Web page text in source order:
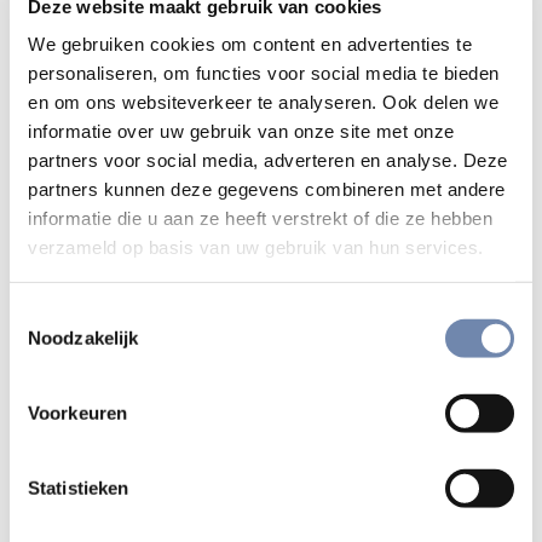
Deze website maakt gebruik van cookies
We gebruiken cookies om content en advertenties te
personaliseren, om functies voor social media te bieden
en om ons websiteverkeer te analyseren. Ook delen we
informatie over uw gebruik van onze site met onze
partners voor social media, adverteren en analyse. Deze
partners kunnen deze gegevens combineren met andere
informatie die u aan ze heeft verstrekt of die ze hebben
verzameld op basis van uw gebruik van hun services.
Noodzakelijk
Voorkeuren
Statistieken
Wat alle vormen van vasten gemeen hebben is: je iets
ontzeggen. Dat klinkt negatief, maar heeft natuurlijk een
positieve bedoeling en betekenis. Vasten wil ruimte
maken voor wezenlijke waarden van het mensenleven. In
een tijd waarin we overladen worden met consumptie en
informatie, met indrukken en bijna onophoudelijke
communicatie, is het moeilijk om onze innerlijke ruimte
vrij te houden.
Ignatius zei graag “Deus
semper maior”, God is altijd
groter